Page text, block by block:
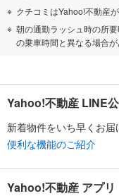
クチコミはYahoo!不動産
朝の通勤ラッシュ時の所
の乗車時間と異なる場合が
Yahoo!不動産 LINE
新着物件をいち早くお届
便利な機能のご紹介
Yahoo!不動産 アプリ